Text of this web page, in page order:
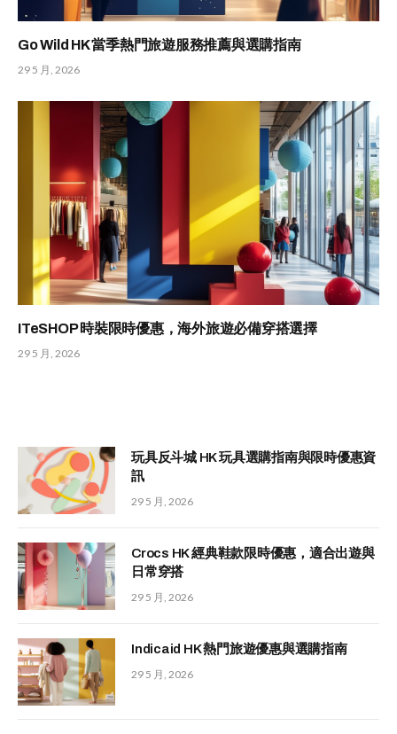
Go Wild HK 當季熱門旅遊服務推薦與選購指南
29 5 月, 2026
ITeSHOP 時裝限時優惠，海外旅遊必備穿搭選擇
29 5 月, 2026
玩具反斗城 HK 玩具選購指南與限時優惠資
訊
29 5 月, 2026
Crocs HK 經典鞋款限時優惠，適合出遊與
日常穿搭
29 5 月, 2026
Indicaid HK 熱門旅遊優惠與選購指南
29 5 月, 2026